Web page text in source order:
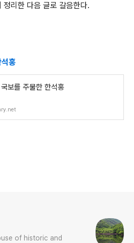
리한 다음 글로 갈음한다.
홍
보를 주물한 한석홍
of historic and